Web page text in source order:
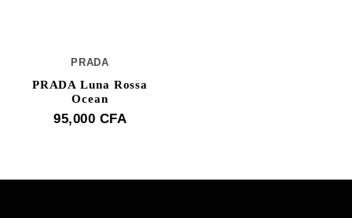
PRADA
PRADA Luna Rossa
Ocean
95,000 CFA